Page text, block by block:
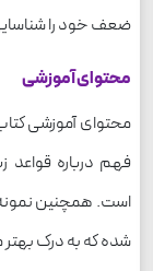
ضعف خود را
محتوای آموزشی
محتوای آموزشی
فهم درباره قواعد
است. همچنین نمونه
شده که به درک